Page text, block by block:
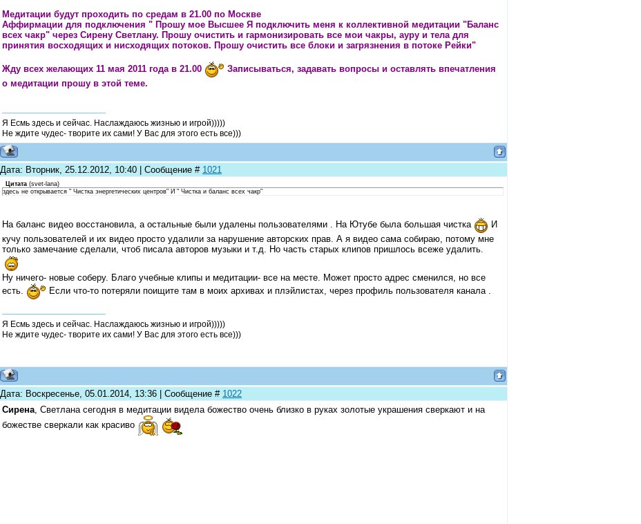
Медитации будут проходить по средам в 21.00 по Москве
Аффирмации для подключения " Прошу мое Высшее Я подключить меня к коллективной медитации "Баланс
всех чакр" через Сирену Светлану. Прошу очистить и гармонизировать все мои чакры, ауру и тела для
принятия восходящих и нисходящих потоков. Прошу очистить все блоки и загрязнения в потоке Рейки"
Жду всех желающих 11 мая 2011 года в 21.00
Записываться, задавать вопросы и оставлять впечатления
о медитации прошу в этой теме.
Я Есмь здесь и сейчас. Наслаждаюсь жизнью и игрой)))))
Не ждите чудес- творите их сами! У Вас для этого есть все)))
Дата: Вторник, 25.12.2012, 10:40 | Сообщение # 1021
Цитата (svet-lana)
здесь не открывается " Чистка энергетических центров" И " Чистка и баланс всех чакр"
На баланс видео восстановила, а остальные были удалены пользователями . На Ютубе была большая чистка
И
кучу пользователей и их видео просто удалили за нарушение авторских прав. А я видео сама собираю, потому мне
только замечание сделали, чтоб писала авторов музыки и т.д. Но часть старых клипов пришлось всеже удалить.
Ну ничего- новые соберу. Благо учебные клипы и медитации- все на месте. Может просто адрес сменился, но все
есть.
Если что-то потеряли поищите там в моих архивах и плэйлистах, через профиль пользователя канала .
Я Есмь здесь и сейчас. Наслаждаюсь жизнью и игрой)))))
Не ждите чудес- творите их сами! У Вас для этого есть все)))
Дата: Воскресенье, 05.01.2014, 13:36 | Сообщение # 1022
Сирена , Светлана сегодня в медитации видела божество очень близко в руках золотые украшения сверкают и на
божестве сверкали как красиво